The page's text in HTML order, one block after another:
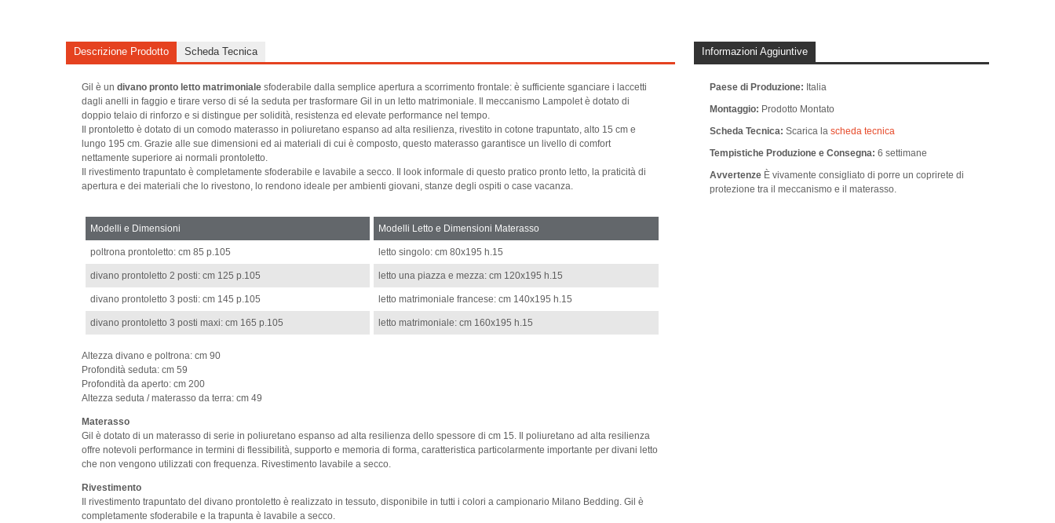
Descrizione Prodotto Scheda Tecnica
Gil è undivano pronto letto matrimoniale sfoderabile dalla semplice apertura a scorrimento frontale: è sufficiente sganciare i laccetti
dagli anelli in faggio e tirare verso di sé la seduta per trasformare Gil in un letto matrimoniale. Il meccanismo Lampolet è dotato di
doppio telaio di rinforzo e si distingue per solidità, resistenza ed elevate performance nel tempo.
Il prontoletto è dotato di un comodo materasso in poliuretano espanso ad alta resilienza, rivestito in cotone trapuntato, alto 15 cm e
lungo 195 cm. Grazie alle sue dimensioni ed ai materiali di cui è composto, questo materasso garantisce un livello di comfort
nettamente superiore ai normali prontoletto.
Il rivestimento trapuntato è completamente sfoderabile e lavabile a secco. Il look informale di questo pratico pronto letto, la praticità di
apertura e dei materiali che lo rivestono, lo rendono ideale per ambienti giovani, stanze degli ospiti o case vacanza.
Modelli e Dimensioni Modelli Letto e Dimensioni Materasso
poltrona prontoletto: cm 85 p.105 letto singolo: cm 80x195 h.15
divano prontoletto 2 posti: cm 125 p.105 letto una piazza e mezza: cm 120x195 h.15
divano prontoletto 3 posti: cm 145 p.105 letto matrimoniale francese: cm 140x195 h.15
divano prontoletto 3 posti maxi: cm 165 p.105 letto matrimoniale: cm 160x195 h.15
Altezza divano e poltrona: cm 90
Profondità seduta: cm 59
Profondità da aperto: cm 200
Altezza seduta / materasso da terra: cm 49
Materasso
Gil è dotato di un materasso di serie in poliuretano espanso ad alta resilienza dello spessore di cm 15. Il poliuretano ad alta resilienza
offre notevoli performance in termini di flessibilità, supporto e memoria di forma, caratteristica particolarmente importante per divani letto
che non vengono utilizzati con frequenza. Rivestimento lavabile a secco.
Rivestimento
Il rivestimento trapuntato del divano prontoletto è realizzato in tessuto, disponibile in tutti i colori a campionario Milano Bedding. Gil è
completamente sfoderabile e la trapunta è lavabile a secco.
Informazioni Aggiuntive
Paese di Produzione: Italia
Montaggio: Prodotto Montato
Scheda Tecnica: Scarica la scheda tecnica
Tempistiche Produzione e Consegna: 6 settimane
Avvertenze È vivamente consigliato di porre un coprirete di
protezione tra il meccanismo e il materasso.